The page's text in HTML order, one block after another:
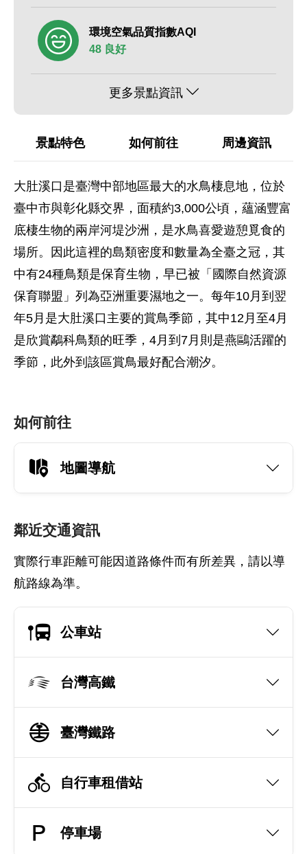
環境空氣品質指數AQI
48 良好
更多景點資訊
景點特色 如何前往 周邊資訊
大肚溪口是臺灣中部地區最大的水鳥棲息地，位於
臺中市與彰化縣交界，面積約3,000公頃，蘊涵豐富
底棲生物的兩岸河堤沙洲，是水鳥喜愛遊憩覓食的
場所。因此這裡的島類密度和數量為全臺之冠，其
中有24種鳥類是保育生物，早已被「國際自然資源
保育聯盟」列為亞洲重要濕地之一。每年10月到翌
年5月是大肚溪口主要的賞鳥季節，其中12月至4月
是欣賞鷸科鳥類的旺季，4月到7月則是燕鷗活躍的
季節，此外到該區賞鳥最好配合潮汐。
如何前往
地圖導航
鄰近交通資訊
實際行車距離可能因道路條件而有所差異，請以導
航路線為準。
公車站
台灣高鐵
臺灣鐵路
自行車租借站
停車場